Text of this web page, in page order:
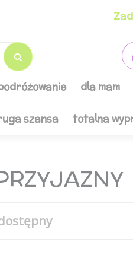
dla mam
szansa totalna